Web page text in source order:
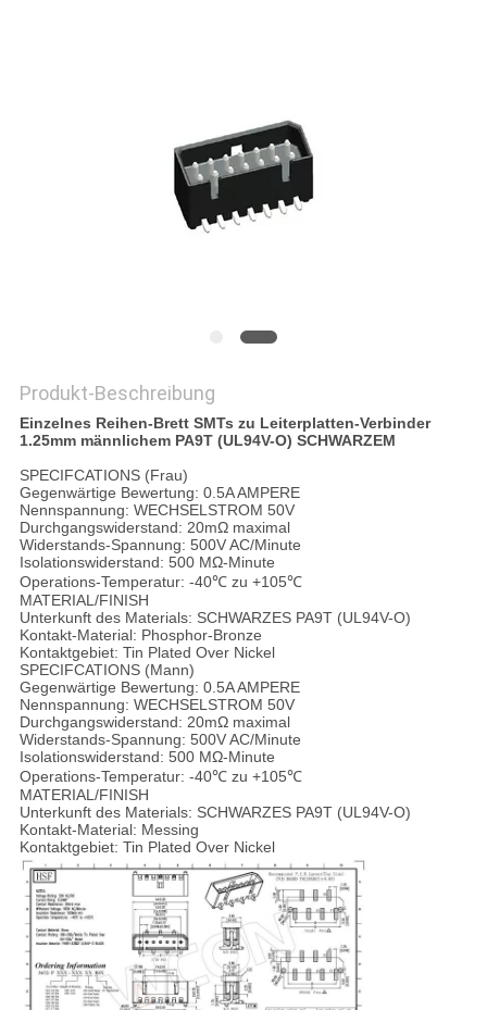
Produkt-Beschreibung
Einzelnes Reihen-Brett SMTs zu Leiterplatten-Verbinder
1.25mm männlichem PA9T (UL94V-O) SCHWARZEM
SPECIFCATIONS (Frau)
Gegenwärtige Bewertung: 0.5A AMPERE
Nennspannung: WECHSELSTROM 50V
Durchgangswiderstand: 20mΩ maximal
Widerstands-Spannung: 500V AC/Minute
Isolationswiderstand: 500 MΩ-Minute
Operations-Temperatur: -40℃ zu +105℃
MATERIAL/FINISH
Unterkunft des Materials: SCHWARZES PA9T (UL94V-O)
Kontakt-Material: Phosphor-Bronze
Kontaktgebiet: Tin Plated Over Nickel
SPECIFCATIONS (Mann)
Gegenwärtige Bewertung: 0.5A AMPERE
Nennspannung: WECHSELSTROM 50V
Durchgangswiderstand: 20mΩ maximal
Widerstands-Spannung: 500V AC/Minute
Isolationswiderstand: 500 MΩ-Minute
Operations-Temperatur: -40℃ zu +105℃
MATERIAL/FINISH
Unterkunft des Materials: SCHWARZES PA9T (UL94V-O)
Kontakt-Material: Messing
Kontaktgebiet: Tin Plated Over Nickel